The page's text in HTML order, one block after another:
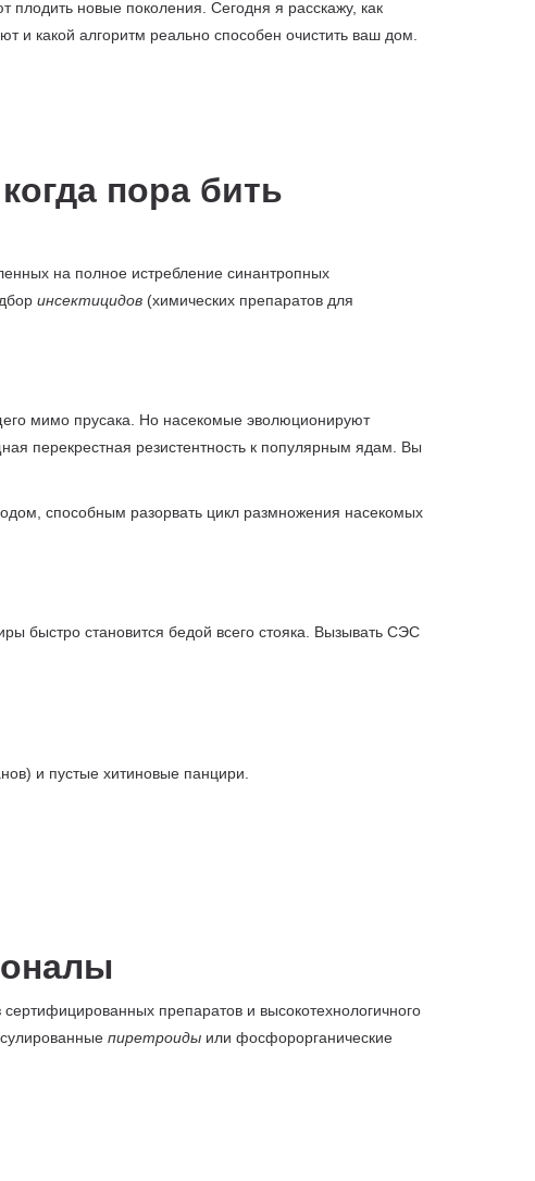
новые поколения. Сегодня я расскажу, как
какой алгоритм реально способен очистить ваш дом.
пора бить
на полное истребление синантропных
инсектицидов (химических препаратов для
мимо прусака. Но насекомые эволюционируют
перекрестная резистентность к популярным ядам. Вы
способным разорвать цикл размножения насекомых
быстро становится бедой всего стояка. Вызывать СЭС
и пустые хитиновые панцири.
препаратов и высокотехнологичного
пиретроиды или фосфорорганические